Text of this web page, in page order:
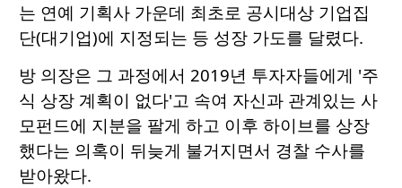
는 연예 기획사 가운데 최초로 공시대상 기업집
단(대기업)에 지정되는 등 성장 가도를 달렸다.
방 의장은 그 과정에서 2019년 투자자들에게 '주
식 상장 계획이 없다'고 속여 자신과 관계있는 사
모펀드에 지분을 팔게 하고 이후 하이브를 상장
했다는 의혹이 뒤늦게 불거지면서 경찰 수사를
받아왔다.